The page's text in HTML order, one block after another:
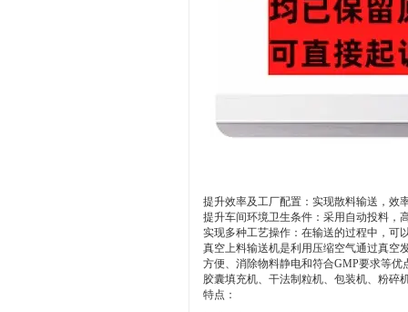
提升效率及工厂配置：实现散料输送，效
提升车间环境卫生条件：采用自动投料，
实现多种工艺操作：在输送的过程中，可
真空上料输送机是利用压缩空气通过真空
方便、消除物料静电和符合GMP要求等
胶囊填充机、干法制粒机、包装机、粉碎
特点：